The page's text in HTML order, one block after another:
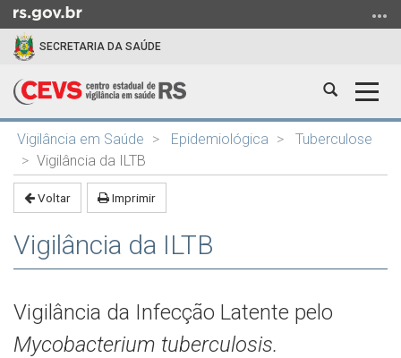
para
para
menu
para
busca
SECRETARIA DA SAÚDE
Abrir
busca
Início
conteúdo
Vigilância em Saúde Epidemiológica
Tuberculose
Vigilância da ILTB
Voltar Imprimir
Vigilância da ILTB
Vigilância da Infecção Latente pelo
Mycobacterium tuberculosis.